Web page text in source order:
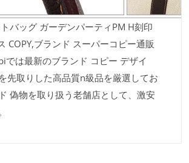
バッグ ガーデンパーティPM H刻印
COPY,ブランド スーパーコピー通販
では最新のブランド コピー デザイ
先取りした高品質n級品を厳選してお
偽物を取り扱う老舗店として、激安